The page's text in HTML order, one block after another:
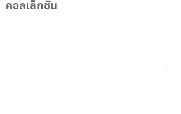
คอลเล็กชัน